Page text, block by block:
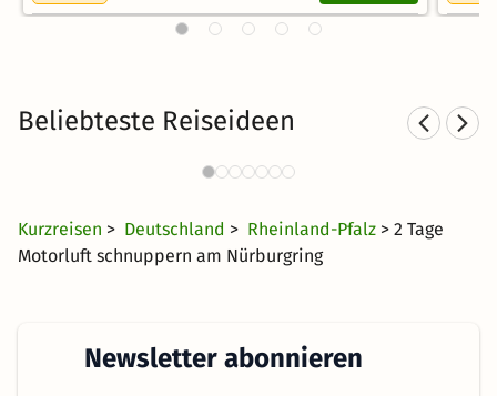
Beliebteste Reiseideen
Familienurlaub in den Bergen
4130 Angebote
Kurzreisen > Deutschland > Rheinland-Pfalz > 2 Tage
Motorluft schnuppern am Nürburgring
Newsletter abonnieren